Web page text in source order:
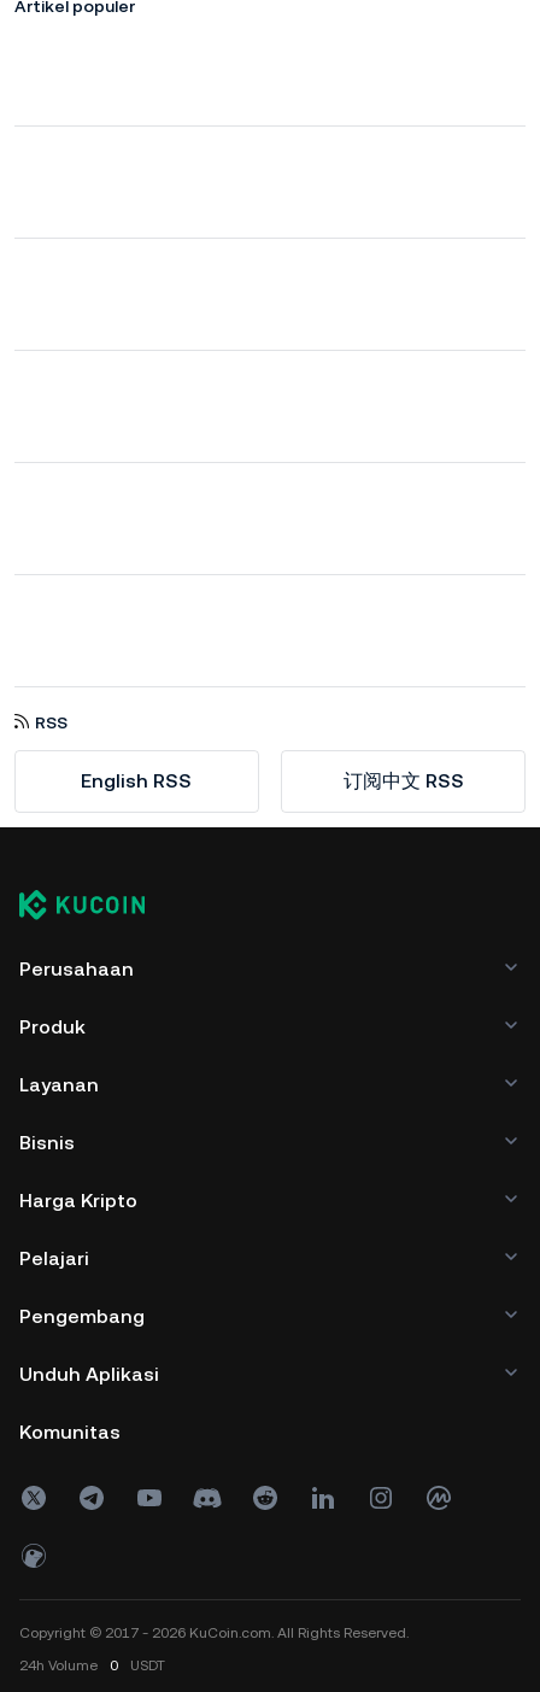
Artikel populer
RSS
English RSS 订阅中文 RSS
Perusahaan
Produk
Layanan
Bisnis
Harga Kripto
Pelajari
Pengembang
Unduh Aplikasi
Komunitas
Copyright © 2017 - 2026 KuCoin.com. All Rights Reserved.
24h Volume 0 USDT